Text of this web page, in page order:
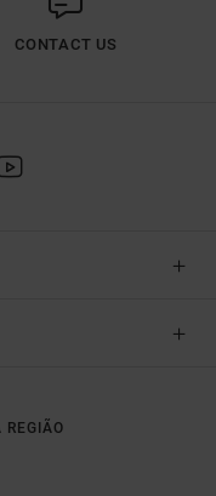
CONTACT US
REGIÃO